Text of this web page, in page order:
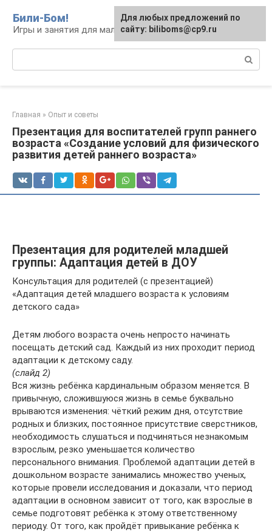
контенту
Били-Бом!
Игры и занятия для малышей и школьников
Главная » Опыт и советы
Презентация для воспитателей групп раннего
возраста «Создание условий для физического
развития детей раннего возраста»
Презентация для родителей младшей
группы: Адаптация детей в ДОУ
Консультация для родителей (с презентацией)
«Адаптация детей младшего возраста к условиям
детского сада»
Детям любого возраста очень непросто начинать
посещать детский сад. Каждый из них проходит период
адаптации к детскому саду.
(слайд 2)
Вся жизнь ребёнка кардинальным образом меняется. В
привычную, сложившуюся жизнь в семье буквально
врываются изменения: чёткий режим дня, отсутствие
родных и близких, постоянное присутствие сверстников,
необходимость слушаться и подчиняться незнакомым
взрослым, резко уменьшается количество
персонального внимания. Проблемой адаптации детей в
дошкольном возрасте занимались множество ученых,
которые провели исследования и доказали, что период
адаптации в основном зависит от того, как взрослые в
семье подготовят ребёнка к этому ответственному
периоду. От того, как пройдёт привыкание ребёнка к
Для любых предложений по
сайту: biliboms@cp9.ru